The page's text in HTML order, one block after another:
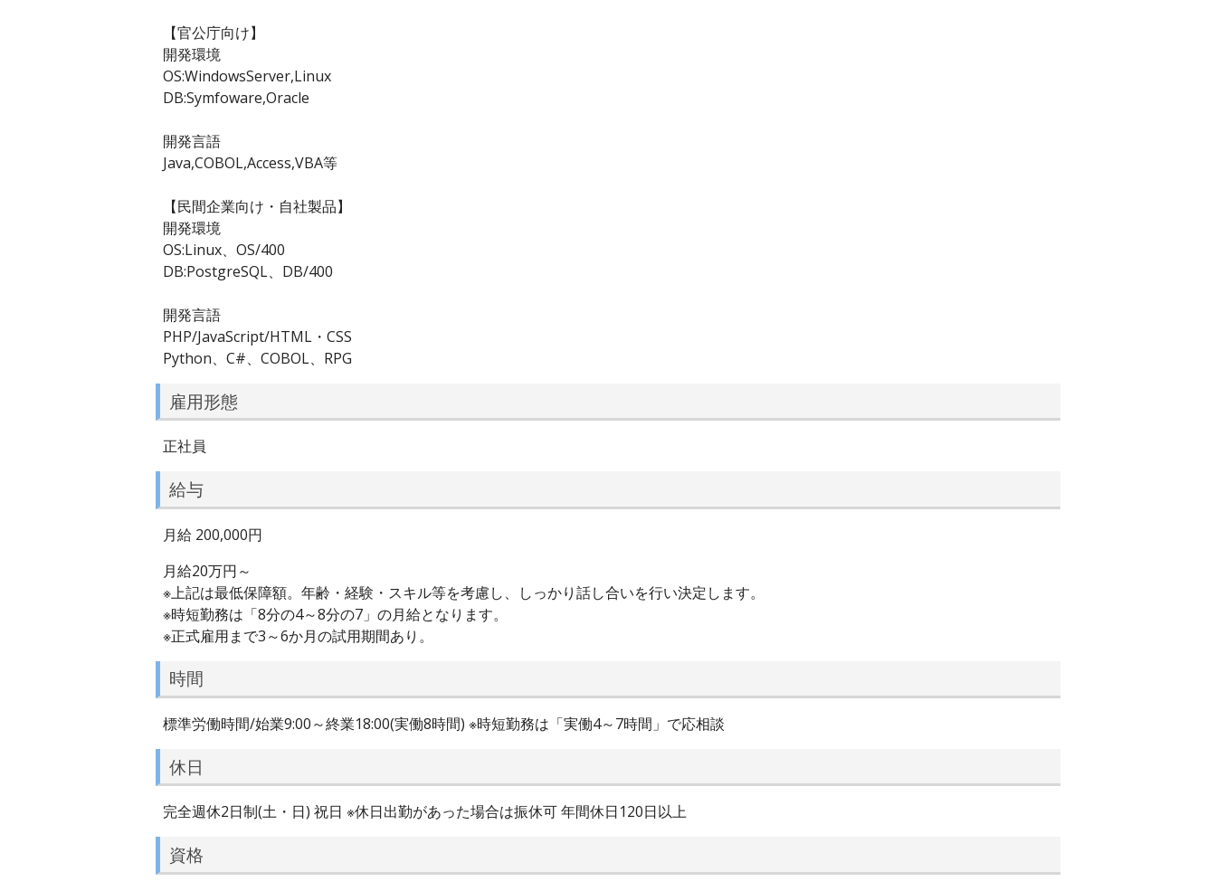
【官公庁向け】
開発環境
OS:WindowsServer,Linux
DB:Symfoware,Oracle
開発言語
Java,COBOL,Access,VBA等
【民間企業向け・自社製品】
開発環境
OS:Linux、OS/400
DB:PostgreSQL、DB/400
開発言語
PHP/JavaScript/HTML・CSS
Python、C#、COBOL、RPG
雇用形態
正社員
給与
月給 200,000円
月給20万円～
※上記は最低保障額。年齢・経験・スキル等を考慮し、しっかり話し合いを行い決定します。
※時短勤務は「8分の4～8分の7」の月給となります。
※正式雇用まで3～6か月の試用期間あり。
時間
標準労働時間/始業9:00～終業18:00(実働8時間) ※時短勤務は「実働4～7時間」で応相談
休日
完全週休2日制(土・日) 祝日 ※休日出勤があった場合は振休可 年間休日120日以上
資格